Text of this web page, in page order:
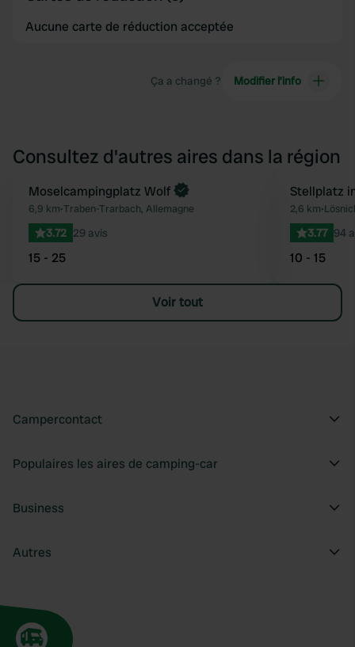
Aucune carte de réduction acceptée
Ça a changé ? Modifier l’info
Consultez d'autres aires dans la région
Préféré
Moselcampingplatz Wolf
6,9 km•Traben-Trarbach, Allemagne
3.72 29 avis
15 - 25
Stellplatz
2,6 km•
3.77 94
10 - 15
Voir tout
Campercontact
Populaires les aires de camping-car
Business
Autres